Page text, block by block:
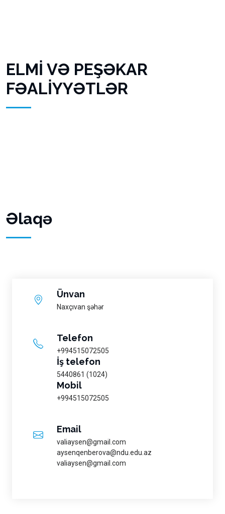
ELMİ VƏ PEŞƏKAR
FƏALİYYƏTLƏR
Əlaqə
Ünvan
Naxçıvan şəhər
Telefon
+994515072505
İş telefon
5440861 (1024)
Mobil
+994515072505
Email
valiaysen@gmail.com
aysenqenberova@ndu.edu.az
valiaysen@gmail.com